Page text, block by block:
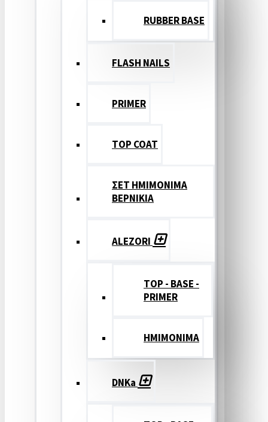
RUBBER BASE
FLASH NAILS
PRIMER
TOP COAT
ΣΕΤ ΗΜΙΜΟΝΙΜΑ
ΒΕΡΝΙΚΙΑ
ALEZORI
TOP - BASE -
PRIMER
ΗΜΙΜΟΝΙΜΑ
DNKa